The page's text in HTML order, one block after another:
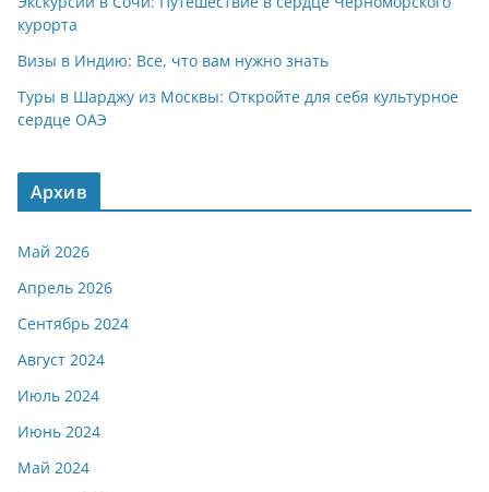
курорта
Визы в Индию: Все, что вам нужно знать
Туры в Шарджу из Москвы: Откройте для себя культурное
сердце ОАЭ
Архив
Май 2026
Апрель 2026
Сентябрь 2024
Август 2024
Июль 2024
Июнь 2024
Май 2024